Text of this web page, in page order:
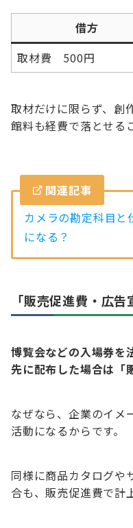
借方
取材費 500円
取材だけに限らず、創
館料も経費で落とせる
関連記事
カメラの勘定科目
になる？
「販売促進費・広告
博覧会などの入場券を
先に配布した場合は「
なぜなら、企業のイメ
活動になるからです。
同様に商品カタログや
合も、販売促進費で計